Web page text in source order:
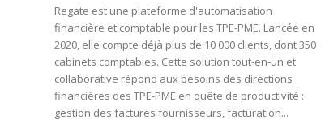
Regate est une plateforme d'automatisation
financière et comptable pour les TPE-PME. Lancée en
2020, elle compte déjà plus de 10 000 clients, dont 350
cabinets comptables. Cette solution tout-en-un et
collaborative répond aux besoins des directions
financières des TPE-PME en quête de productivité :
gestion des factures fournisseurs, facturation...